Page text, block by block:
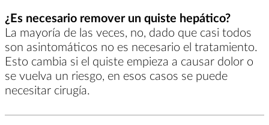
¿Es necesario remover un quiste hepático?
La mayoría de las veces, no, dado que casi todos
son asintomáticos no es necesario el tratamiento.
Esto cambia si el quiste empieza a causar dolor o
se vuelva un riesgo, en esos casos se puede
necesitar cirugía.